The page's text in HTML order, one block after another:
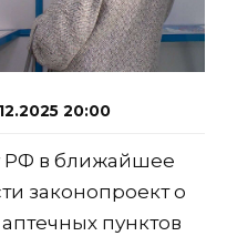
20:00
РФ в ближайшее
законопроект о
пунктов